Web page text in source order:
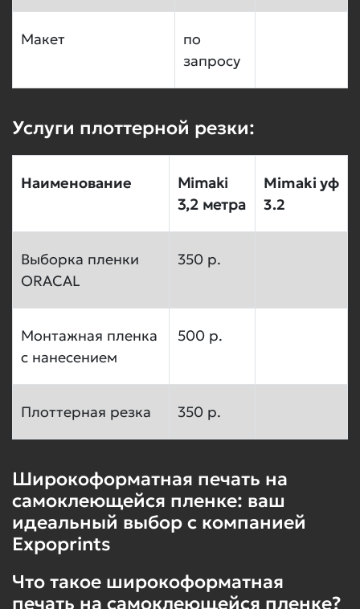
Макет
по
запросу
Услуги плоттерной резки:
Наименование
Mimaki
3,2 метра
Mimaki уф
3.2
Выборка пленки
ORACAL
350 р.
Монтажная пленка
с нанесением
500 р.
Плоттерная резка 350 р.
Широкоформатная печать на
самоклеющейся пленке: ваш
идеальный выбор с компанией
Expoprints
Что такое широкоформатная
печать на самоклеющейся пленке?